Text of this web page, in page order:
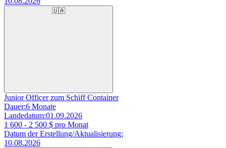
🇺🇦
Junior Officer zum Schiff Container
Dauer:6 Monate
Landedatum:01.09.2026
1 600 - 2 500 $ pro Monat
Datum der Erstellung/Aktualisierung:
10.08.2026